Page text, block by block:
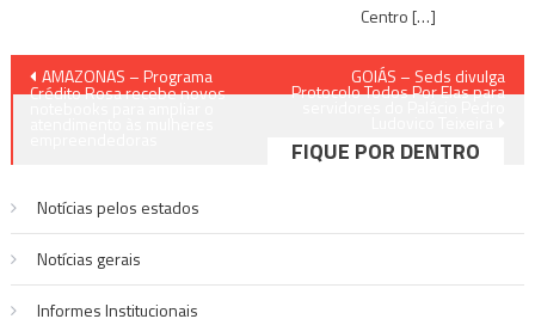
Centro […]
Navegação
Post
AMAZONAS – Programa
Crédito Rosa recebe novos
GOIÁS – Seds divulga
Protocolo Todos Por Elas para
FIQUE POR DENTRO
Notícias pelos estados
Notí­cias gerais
Informes Institucionais